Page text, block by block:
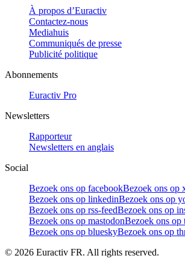
À propos d’Euractiv
Contactez-nous
Mediahuis
Communiqués de presse
Publicité politique
Abonnements
Euractiv Pro
Newsletters
Rapporteur
Newsletters en anglais
Social
Bezoek ons op facebookBezoek ons op
Bezoek ons op linkedinBezoek ons op
Bezoek ons op rss-feedBezoek ons op
Bezoek ons op mastodonBezoek ons op
Bezoek ons op blueskyBezoek ons op
© 2026 Euractiv FR. All rights reserved.